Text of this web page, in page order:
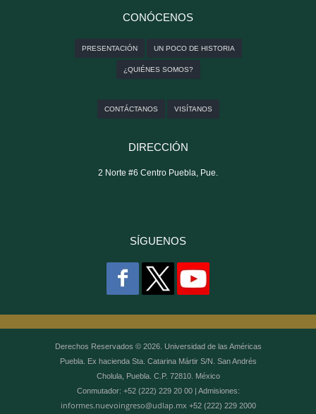
CONÓCENOS
PRESENTACIÓN UN POCO DE HISTORIA
¿QUIÉNES SOMOS?
CONTÁCTANOS VISÍTANOS
DIRECCIÓN
2 Norte #6 Centro Puebla, Pue.
SÍGUENOS
Derechos Reservados © 2026. Universidad de las Américas
Puebla. Ex hacienda Sta. Catarina Mártir S/N. San Andrés
Cholula, Puebla. C.P. 72810. México
Conmutador: +52 (222) 229 20 00 | Admisiones:
informes.nuevoingreso@udlap.mx +52 (222) 229 2000